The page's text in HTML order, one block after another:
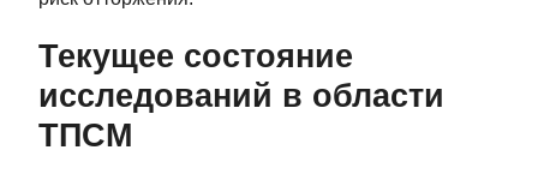
Текущее состояние
исследований в области
ТПСМ